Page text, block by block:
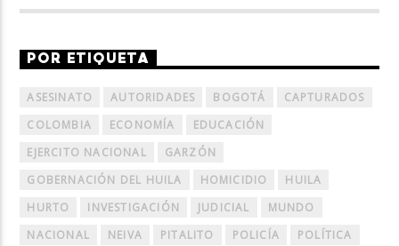
POR ETIQUETA
ASESINATO AUTORIDADES BOGOTÁ
CAPTURADOS
COLOMBIA
ECONOMÍA
EDUCACIÓN
EJERCITO NACIONAL
GARZÓN
GOBERNACIÓN DEL HUILA
HOMICIDIO
HUILA
HURTO
INVESTIGACIÓN JUDICIAL
MUNDO
NACIONAL
NEIVA PITALITO POLICÍA
POLÍTICA